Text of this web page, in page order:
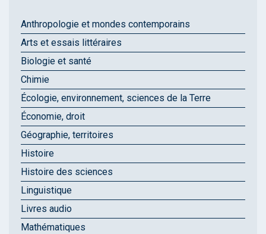
Anthropologie et mondes contemporains
Arts et essais littéraires
Biologie et santé
Chimie
Écologie, environnement, sciences de la Terre
Économie, droit
Géographie, territoires
Histoire
Histoire des sciences
Linguistique
Livres audio
Mathématiques